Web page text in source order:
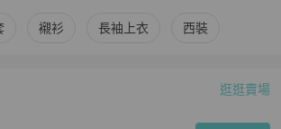
男裝 相似商品推薦
襯衫 長袖上衣 西裝
賣家
逛逛賣場